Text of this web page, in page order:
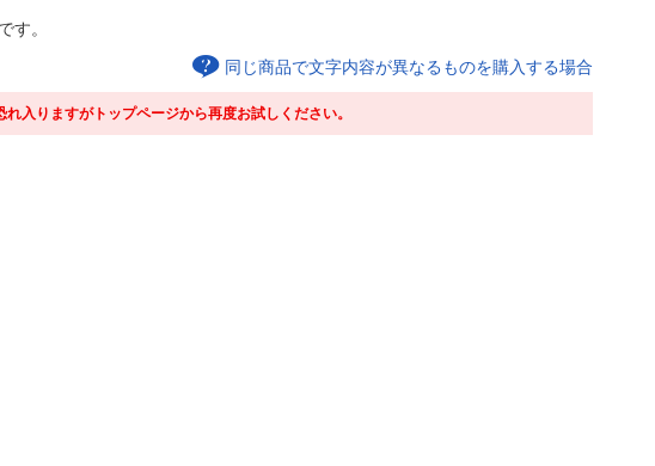
す。
同じ商品で文字内容が異なるものを購入する場合
入りますがトップページから再度お試しください。